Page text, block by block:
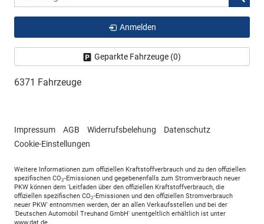
Anmelden
Geparkte Fahrzeuge (0)
6371 Fahrzeuge
Impressum AGB Widerrufsbelehung
Datenschutz
Cookie-Einstellungen
Weitere Informationen zum offiziellen Kraftstoffverbrauch und zu den offiziellen
spezifischen CO2-Emissionen und gegebenenfalls zum Stromverbrauch neuer
PKW können dem 'Leitfaden über den offiziellen Kraftstoffverbrauch, die
offiziellen spezifischen CO2-Emissionen und den offiziellen Stromverbrauch
neuer PKW' entnommen werden, der an allen Verkaufsstellen und bei der
'Deutschen Automobil Treuhand GmbH' unentgeltlich erhältlich ist unter